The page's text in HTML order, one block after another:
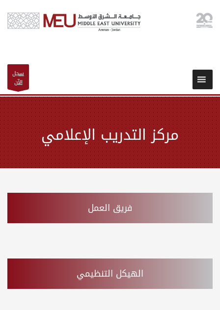
سجل
الآن
مركز التدريب الإعلامي
فريق العمل
الهيكل التنظيمي